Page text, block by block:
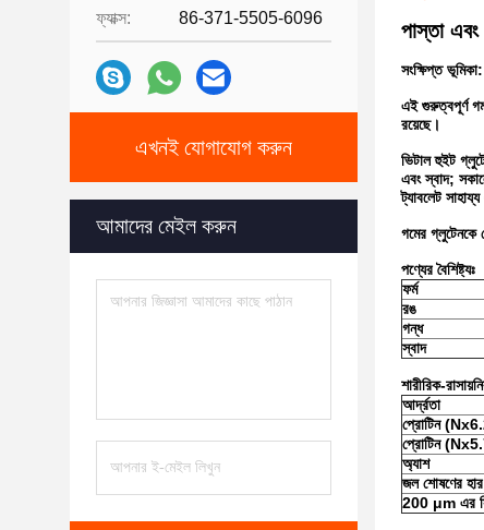
ফ্যাক্স: 86-371-5505-6096
এখনই যোগাযোগ করুন
আমাদের মেইল করুন
পাস্তা
সংক্ষিপ্ত ভূমিকা:
এই গুরুত্বপূর্ণ গম
রয়েছে।
ভিটাল হুইট
এবং স্বাদ;
ট্যাবলেট
গমের গ্লুটেনকে
পণ্যের বৈশিষ্ট্যঃ
ফর্ম
রঙ
গন্ধ
স্বাদ
শারীরিক-
আর্দ্রতা
প্রোটিন
প্রোটিন
অ্যাশ
জল শোষণের হার
200 μm এর